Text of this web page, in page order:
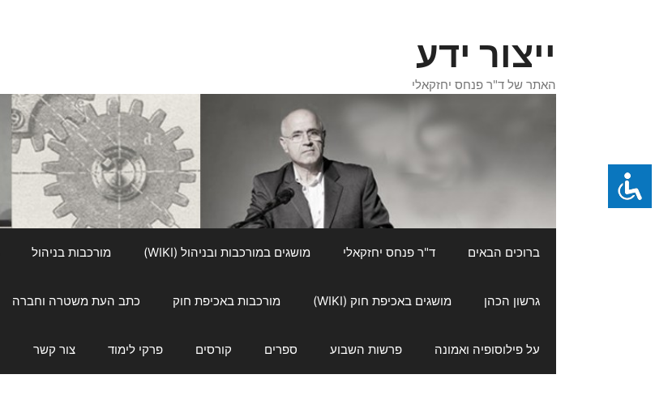
ייצור ידע
האתר של ד"ר פנחס יחזקאלי
ברוכים הבאים ד"ר פנחס יחזקאלי מושגים במורכבות ובניהול (WIKI) מורכבות בניהול
גרשון הכהן מושגים באכיפת חוק (WIKI) מורכבות באכיפת חוק כתב העת משטרה וחברה
על פילוסופיה ואמונה פרשות השבוע ספרים קורסים פרקי לימוד צור קשר